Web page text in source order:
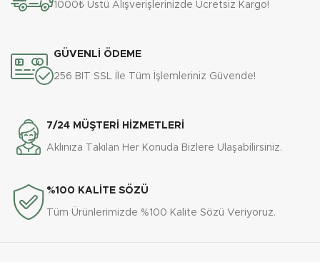
1000₺ Üstü Alışverişlerinizde Ücretsiz Kargo!
GÜVENLİ ÖDEME
256 BIT SSL İle Tüm İşlemleriniz Güvende!
7/24 MÜŞTERİ HİZMETLERİ
Aklınıza Takılan Her Konuda Bizlere Ulaşabilirsiniz.
%100 KALİTE SÖZÜ
Tüm Ürünlerimizde %100 Kalite Sözü Veriyoruz.